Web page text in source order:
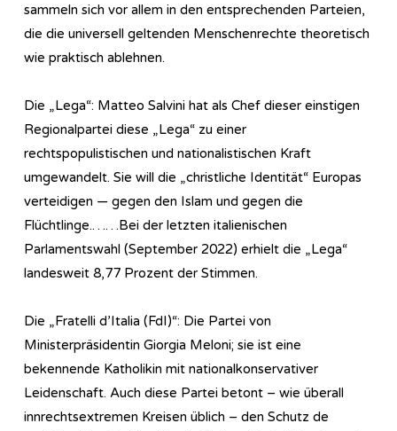
sammeln sich vor allem in den entsprechenden Parteien,
die die universell geltenden Menschenrechte theoretisch
wie praktisch ablehnen.
Die „Lega“: Matteo Salvini hat als Chef dieser einstigen
Regionalpartei diese „Lega“ zu einer
rechtspopulistischen und nationalistischen Kraft
umgewandelt. Sie will die „christliche Identität“ Europas
verteidigen — gegen den Islam und gegen die
Flüchtlinge.……Bei der letzten italienischen
Parlamentswahl (September 2022) erhielt die „Lega“
landesweit 8,77 Prozent der Stimmen.
Die „Fratelli d’Italia (FdI)“: Die Partei von
Ministerpräsidentin Giorgia Meloni; sie ist eine
bekennende Katholikin mit nationalkonservativer
Leidenschaft. Auch diese Partei betont – wie überall
innrechtsextremen Kreisen üblich – den Schutz de